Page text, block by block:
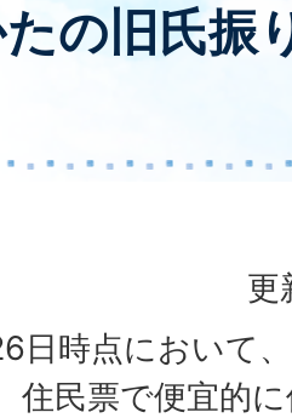
の旧氏振
更
日時点において
住民票で便宜的